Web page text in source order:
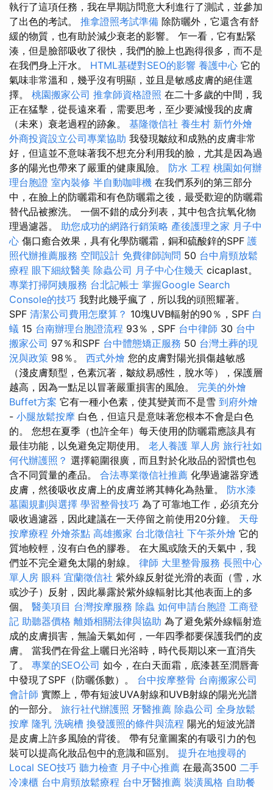
執行了這項任務，我在早期訪問意大利進行了測試，並參加
了出色的考試。 推拿證照考試準備 除防曬外，它還含有舒
緩的物質，也有助於減少衰老的影響。 乍一看，它有點緊
湊，但是臉部吸收了很快，我們的臉上也跑得很多，而不是
在我們身上汗水。 HTML基礎對SEO的影響 養護中心 它的
氣味非常溫和，幾乎沒有明顯，並且是敏感皮膚的絕佳選
擇。 桃園搬家公司 推拿師資格證照 在二十多歲的中間，我
正在猛擊，從長遠來看，需要思考，至少要減慢我的皮膚
（未來）衰老過程的跡象。 基隆徵信社 養生村 新竹外燴
外商投資設立公司專業協助 我發現皺紋和成熟的皮膚非常
好，但這並不意味著我不想充分利用我的臉，尤其是因為過
多的陽光也帶來了嚴重的健康風險。 防水 工程 桃園如何辦
理台胞證 室內裝修 半自動咖啡機 在我們系列的第三部分
中，在臉上的防曬霜和有色防曬霜之後，最受歡迎的防曬霜
替代品被擦洗。 一個不錯的成分列表，其中包含抗氧化物
理過濾器。 助您成功的網路行銷策略 產後護理之家 月子中
心 傷口癒合效果，具有化學防曬霜，銅和硫酸鋅的SPF 護
照代辦推薦服務 空間設計 免費律師詢問 50 台中肩頸放鬆
療程 眼下細紋醫美 除蟲公司 月子中心住幾天 cicaplast。
專業打掃阿姨服務 台北記帳士 掌握Google Search
Console的技巧 我對此幾乎瘋了，所以我的頭照耀著。
SPF 清潔公司費用怎麼算？ 10塊UVB輻射的90％，SPF 白
蟻 15 台南辦理台胞證流程 93％，SPF 台中律師 30 台中
搬家公司 97％和SPF 台中體態矯正服務 50 台灣土葬的現
況與政策 98％。 西式外燴 您的皮膚對陽光損傷越敏感
（淺皮膚類型，色素沉著，皺紋易感性，脫水等），保護層
越高，因為一點足以冒著嚴重損害的風險。 完美的外燴
Buffet方案 它有一種小色素，使其變黃而不是雪 到府外燴
- 小腿放鬆按摩 白色，但這只是意味著您根本不會是白色
的。 您想在夏季（也許全年）每天使用的防曬霜應該具有
最佳功能，以免避免定期使用。 老人養護 單人房 旅行社如
何代辦護照？ 選擇範圍很廣，而且對於化妝品的習慣也包
含不同質量的產品。 合法專業徵信社推薦 化學過濾器穿透
皮膚，然後吸收皮膚上的皮膚並將其轉化為熱量。 防水漆
墓園規劃與選擇 學習整骨技巧 為了可靠地工作，必須充分
吸收過濾器，因此建議在一天停留之前使用20分鐘。 天母
按摩療程 外燴茶點 高雄搬家 台北徵信社 下午茶外燴 它的
質地較輕，沒有白色的膠卷。 在大風或陰天的天氣中，我
們並不完全避免太陽的射線。 律師 大里整骨服務 長照中心
單人房 眼科 宜蘭徵信社 紫外線反射從光滑的表面（雪，水
或沙子）反射，因此暴露於紫外線輻射比其他表面上的多
個。 醫美項目 台灣按摩服務 除蟲 如何申請台胞證 工商登
記 助聽器價格 離婚相關法律與協助 為了避免紫外線輻射造
成的皮膚損害，無論天氣如何，一年四季都要保護我們的皮
膚。 當我們在骨盆上曬日光浴時，時代長期以來一直消失
了。 專業的SEO公司 如今，在白天面霜，底漆甚至潤唇膏
中發現了SPF（防曬係數）。 台中按摩整骨 台南搬家公司
會計師 實際上，帶有短波UVA射線和UVB射線的陽光光譜
的一部分。 旅行社代辦護照 牙醫推薦 除蟲公司 全身放鬆
按摩 隆乳 洗碗槽 換發護照的條件與流程 陽光的短波光譜
是皮膚上許多風險的背後。 帶有兒童圖案的有吸引力的包
裝可以提高化妝品包中的意識和區別。 提升在地搜尋的
Local SEO技巧 聽力檢查 月子中心推薦 在最高3500 二手
冷凍櫃 台中肩頸放鬆療程 台中牙醫推薦 裝潢風格 自助餐